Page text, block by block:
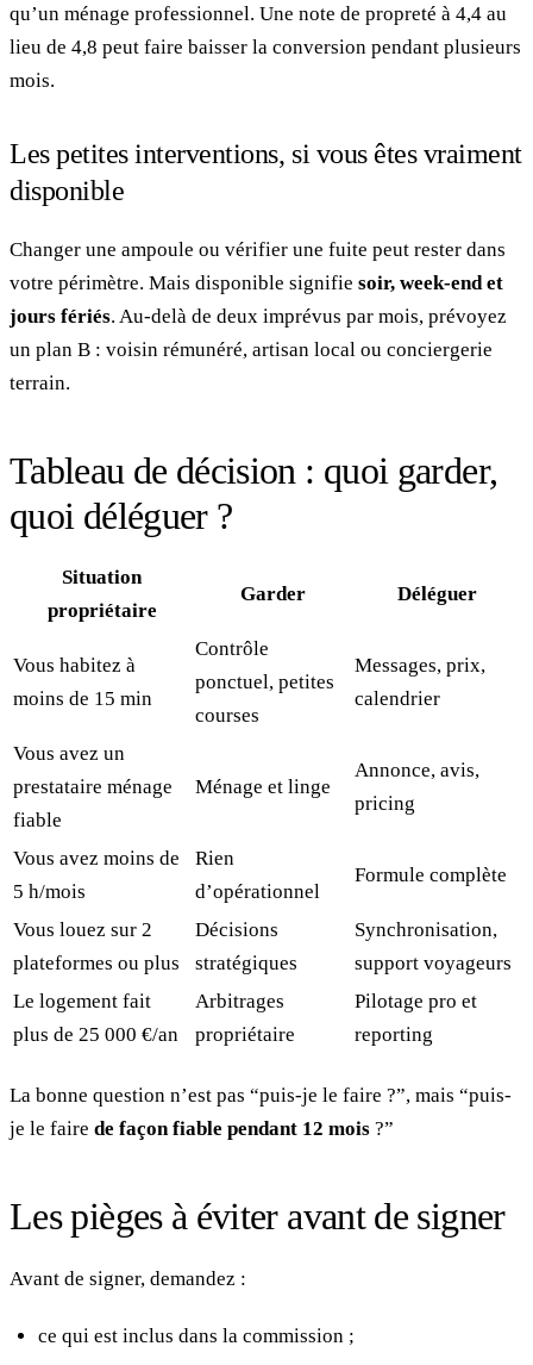
qu’un ménage professionnel. Une note de propreté à 4,4 au
lieu de 4,8 peut faire baisser la conversion pendant plusieurs
mois.
Les petites interventions, si vous êtes vraiment
disponible
Changer une ampoule ou vérifier une fuite peut rester dans
votre périmètre. Mais disponible signifie soir, week-end et
jours fériés. Au-delà de deux imprévus par mois, prévoyez
un plan B : voisin rémunéré, artisan local ou conciergerie
terrain.
Tableau de décision : quoi garder,
quoi déléguer ?
Situation
propriétaire
Garder Déléguer
Vous habitez à
moins de 15 min
Contrôle
ponctuel, petites
courses
Messages, prix,
calendrier
Vous avez un
prestataire ménage
fiable
Ménage et linge
Annonce, avis,
pricing
Vous avez moins de
5 h/mois
Rien
d’opérationnel
Formule complète
Vous louez sur 2
plateformes ou plus
Décisions
stratégiques
Synchronisation,
support voyageurs
Le logement fait
plus de 25 000 €/an
Arbitrages
propriétaire
Pilotage pro et
reporting
La bonne question n’est pas “puis-je le faire ?”, mais “puis-
je le faire de façon fiable pendant 12 mois ?”
Les pièges à éviter avant de signer
Avant de signer, demandez :
ce qui est inclus dans la commission ;